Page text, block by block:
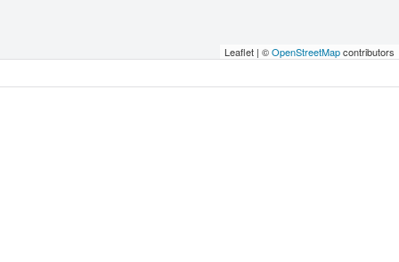
Leaflet | ©OpenStreetMapcontributors